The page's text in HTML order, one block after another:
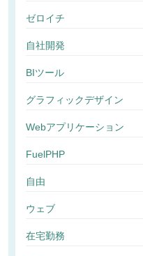
ゼロイチ
自社開発
BIツール
グラフィックデザイン
Webアプリケーション
FuelPHP
自由
ウェブ
在宅勤務